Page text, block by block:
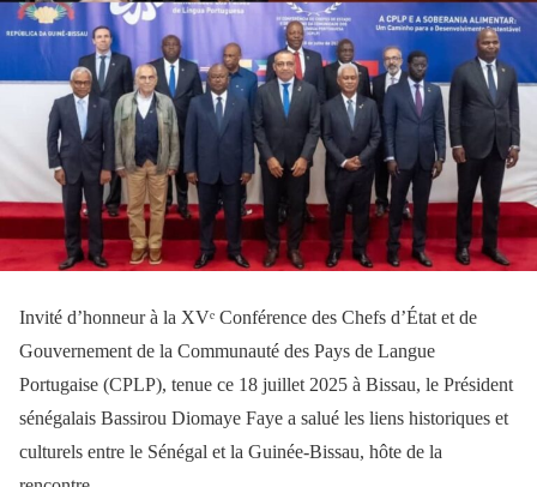
Invité d’honneur à la XVᵉ Conférence des Chefs d’État et de
Gouvernement de la Communauté des Pays de Langue
Portugaise (CPLP), tenue ce 18 juillet 2025 à Bissau, le Président
sénégalais Bassirou Diomaye Faye a salué les liens historiques et
culturels entre le Sénégal et la Guinée-Bissau, hôte de la